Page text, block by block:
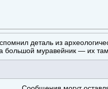
деталь из
большой муравейник — их